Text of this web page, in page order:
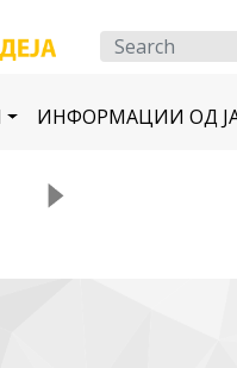
ИНФОРМАЦИИ ОД